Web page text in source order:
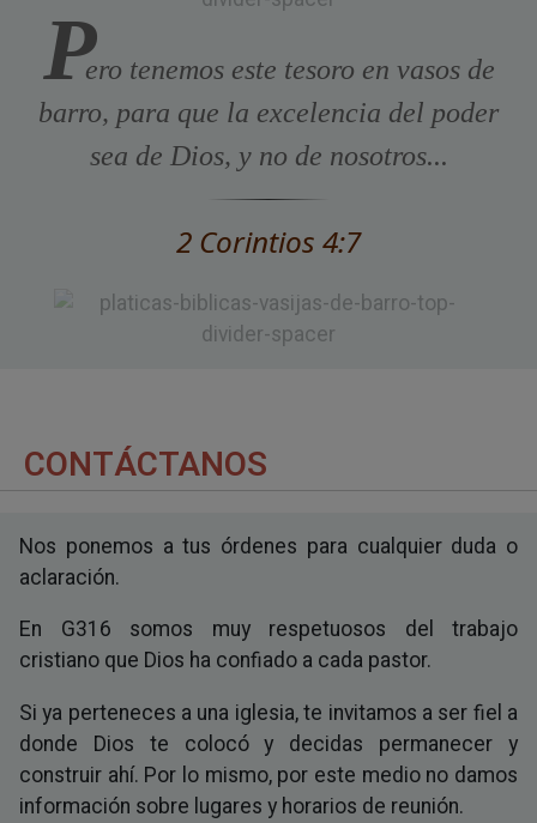
Pero tenemos este tesoro en vasos de
barro, para que la excelencia del poder
sea de Dios, y no de nosotros...
2 Corintios 4:7
CONTÁCTANOS
Nos ponemos a tus órdenes para cualquier duda o
aclaración.
En G316 somos muy respetuosos del trabajo
cristiano que Dios ha confiado a cada pastor.
Si ya perteneces a una iglesia, te invitamos a ser fiel a
donde Dios te colocó y decidas permanecer y
construir ahí. Por lo mismo, por este medio no damos
información sobre lugares y horarios de reunión.